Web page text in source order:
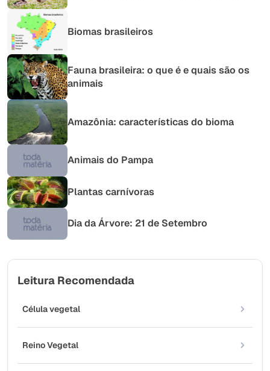
Biomas brasileiros
Fauna brasileira: o que é e quais são os
animais
Amazônia: características do bioma
Animais do Pampa
Plantas carnívoras
Dia da Árvore: 21 de Setembro
Leitura Recomendada
Célula vegetal
Reino Vegetal